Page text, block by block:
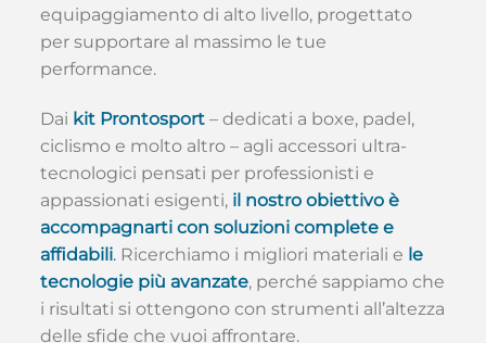
equipaggiamento di alto livello, progettato
per supportare al massimo le tue
performance.
Dai kit Prontosport – dedicati a boxe, padel,
ciclismo e molto altro – agli accessori ultra-
tecnologici pensati per professionisti e
appassionati esigenti, il nostro obiettivo è
accompagnarti con soluzioni complete e
affidabili. Ricerchiamo i migliori materiali e le
tecnologie più avanzate, perché sappiamo che
i risultati si ottengono con strumenti all’altezza
delle sfide che vuoi affrontare.